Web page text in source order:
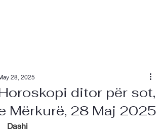
ditor për sot,
Mërkurë, 28 Maj 2025
28, 2025
Dashi